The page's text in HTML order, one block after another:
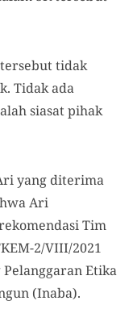
tidak
Tidak ada
siasat pihak
yang diterima
Ari
Tim
2/VIII/2021
Etika
(Inaba).